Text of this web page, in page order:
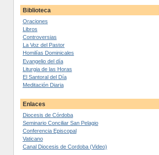
Biblioteca
Oraciones
Libros
Controversias
La Voz del Pastor
Homilías Dominicales
Evangelio del día
Liturgia de las Horas
El Santoral del Día
Meditación Diaria
Enlaces
Diocesis de Córdoba
Seminario Conciliar San Pelagio
Conferencia Episcopal
Vaticano
Canal Diocesis de Cordoba (Video)